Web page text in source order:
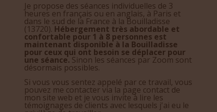
Je propose des séances individuelles de 3
heures en français ou en anglais, à Paris et
dans le sud de la France à la Bouilladisse
(13720). Hébergement très abordable et
confortable pour 1 à 8 personnes est
maintenant disponible à la Bouilladisse
pour ceux qui ont besoin se déplacer pour
une séance. Sinon les séances par Zoom sont
désormais possibles.
Si vous vous sentez appelé par ce travail, vous
pouvez me contacter via la page contact de
mon site web et je vous invite à lire les
témoignages de clients avec lesquels j'ai eu le